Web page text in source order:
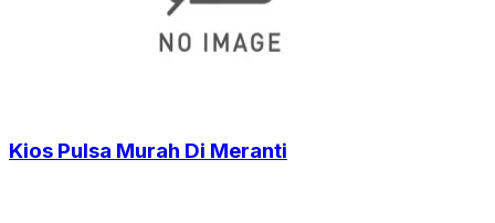
Kios Pulsa Murah Di Meranti